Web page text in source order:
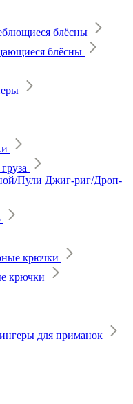
блёсны
блёсны
Джиг-риг/Дроп-
крючки
крючки
для приманок